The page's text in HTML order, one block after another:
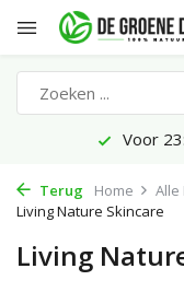
Voor
Terug Home Alle
Living Nature Skincare
Living